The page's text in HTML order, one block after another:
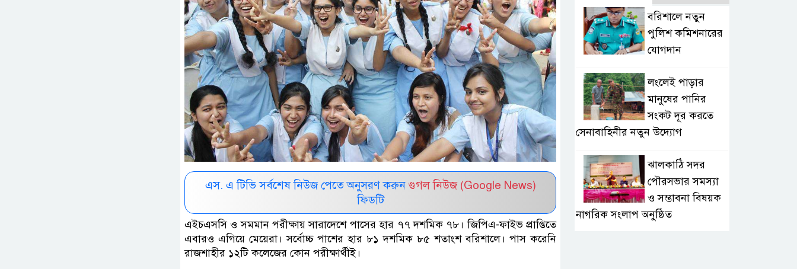
এস. এ টিভি সর্বশেষ নিউজ পেতে অনুসরণ করুন গুগল নিউজ (Google News)
ফিডটি
এইচএসসি ও সমমান পরীক্ষায় সারাদেশে পাসের হার ৭৭ দশমিক ৭৮। জিপিএ-ফাইভ প্রাপ্তিতে
এবারও এগিয়ে মেয়েরা। সর্বোচ্চ পাশের হার ৮১ দশমিক ৮৫ শতাংশ বরিশালে। পাস করেনি
রাজশাহীর ১২টি কলেজের কোন পরীক্ষার্থীই।
বরিশালে নতুন
পুলিশ কমিশনারের
যোগদান
লংলেই পাড়ার
মানুষের পানির
সংকট দূর করতে
সেনাবাহিনীর নতুন উদ্যোগ
ঝালকাঠি সদর
পৌরসভার সমস্যা
ও সম্ভাবনা বিষয়ক
নাগরিক সংলাপ অনুষ্ঠিত